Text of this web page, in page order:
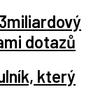
dotazů
který